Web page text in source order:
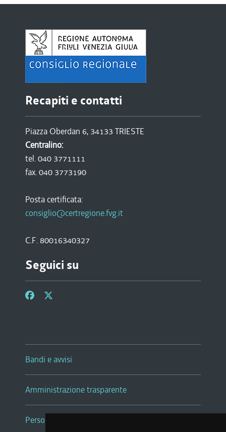
Recapiti e contatti
Piazza Oberdan 6, 34133 TRIESTE
Centralino:
tel. 040 3771111
fax. 040 3773190
Posta certificata:
consiglio@certregione.fvg.it
C.F. 80016340327
Seguici su
Bandi e avvisi
Amministrazione trasparente
Persone e Uffici